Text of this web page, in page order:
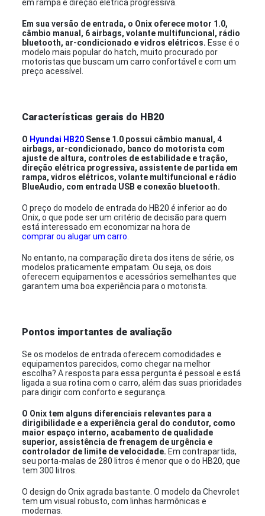
em rampa e direção elétrica progressiva.
Em sua versão de entrada, o Onix oferece motor 1.0,
câmbio manual, 6 airbags, volante multifuncional, rádio
bluetooth, ar-condicionado e vidros elétricos. Esse é o
modelo mais popular do hatch, muito procurado por
motoristas que buscam um carro confortável e com um
preço acessível.
Características gerais do HB20
O Hyundai HB20 Sense 1.0 possui câmbio manual, 4
airbags, ar-condicionado, banco do motorista com
ajuste de altura, controles de estabilidade e tração,
direção elétrica progressiva, assistente de partida em
rampa, vidros elétricos, volante multifuncional e rádio
BlueAudio, com entrada USB e conexão bluetooth.
O preço do modelo de entrada do HB20 é inferior ao do
Onix, o que pode ser um critério de decisão para quem
está interessado em economizar na hora de
comprar ou alugar um carro
No entanto, na comparação direta dos itens de série, os
modelos praticamente empatam. Ou seja, os dois
oferecem equipamentos e acessórios semelhantes que
garantem uma boa experiência para o motorista.
Pontos importantes de avaliação
Se os modelos de entrada oferecem comodidades e
equipamentos parecidos, como chegar na melhor
escolha? A resposta para essa pergunta é pessoal e está
ligada a sua rotina com o carro, além das suas prioridades
para dirigir com conforto e segurança.
O Onix tem alguns diferenciais relevantes para a
dirigibilidade e a experiência geral do condutor, como
maior espaço interno, acabamento de qualidade
superior, assistência de frenagem de urgência e
controlador de limite de velocidade. Em contrapartida,
seu porta-malas de 280 litros é menor que o do HB20, que
tem 300 litros.
O design do Onix agrada bastante. O modelo da Chevrolet
tem um visual robusto, com linhas harmônicas e
modernas.